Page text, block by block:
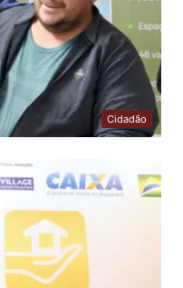
Cidadão